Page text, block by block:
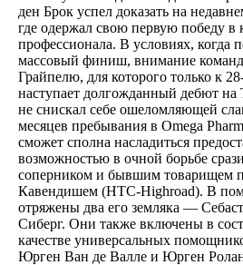
ден Брок успел доказать на
где одержал свою первую победу в
профессионала. В условиях, когда
массовый финиш, внимание
Грайпелю, для которого только к
наступает долгожданный дебют
не снискал себе ошеломляющей
месяцев пребывания в Omega
сможет сполна насладиться
возможностью в очной борьбе
соперником и бывшим товарищем
Кавендишем (HTC-Highroad). В
отряжены два его земляка —
Сиберг. Они также включены в
качестве универсальных
Юрген Ван де Валле и Юрген